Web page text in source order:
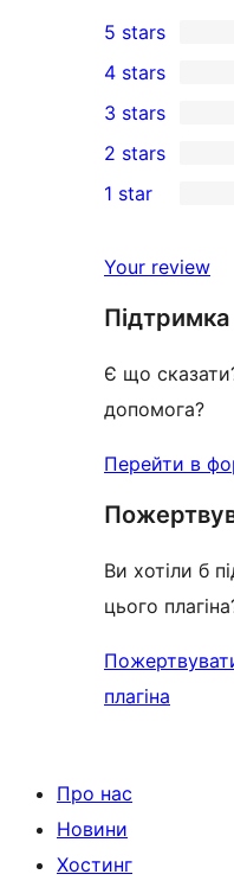
1
5-
star
review
5 stars
4-
star
reviews
4 stars
0
3-
star
3 stars
2-
reviews
2 stars
star
reviews
1 star
Your review
Підтримка
Є що
допомога?
Перейти в
Ви хотіли б
цього
плагіна
Про нас
Новини
Хостинг